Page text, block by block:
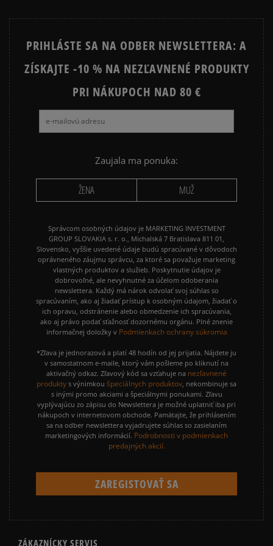
PRIHLÁSTE SA NA ODBER NEWSLETTERA: A
ZÍSKAJTE -10 % NA NEZĽAVNENÉ PRODUKTY
PRI NÁKUPOCH NAD 80 €
Zaujala ma ponuka:
ŽENA MUŽ
Správcom osobných údajov je MARKETING INVESTMENT
GROUP SLOVAKIA s. r. o., Michalská 7 Bratislava 811 01,
Slovensko, vyššie uvedené údaje budú spracúvané v dôvodoch
oprávneného záujmu správcu, za ktoré sa považuje marketing
vlastných produktov a služieb. Poskytnutie údajov je
dobrovoľné, ale nevyhnutné za účelom odoberania
newslettera. Každý má nárok odvolať svoj súhlas so
spracúvaním, ako aj žiadať prístup k osobným údajom, žiadať o
ich opravu, odstránenie alebo obmedzenie ich spracúvania,
ako aj právo podať sťažnosť dozornému orgánu. Plné znenie
informačnej doložky v Podmienkach ochrany súkromia
*Zľava je jednorazová a platí 48 hodín od jej prijatia. Nájdete ju
v samostatnom e-maile, ktorý vám pošleme po kliknutí na
aktivačný odkaz. Zľavový kód sa vzťahuje na nezľavnené
produkty s výnimkou špeciálnych produktov, nekombinuje sa
s inými promo akciami a špeciálnymi ponukami. Zľavu
vyplývajúcu zo zápisu do Newslettera je možné uplatniť iba pri
nákupoch v internetovom obchode. Pamätajte, že prihlásením
sa na odber newslettera vyjadrujete súhlas so zasielaním
marketingových informácií. Podrobnosti v podmienkach
predajných akcií.
ZÁKAZNÍCKY SERVIS